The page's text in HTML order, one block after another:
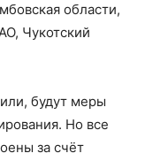
области,
Чукотский
будут меры
Но все
за счёт